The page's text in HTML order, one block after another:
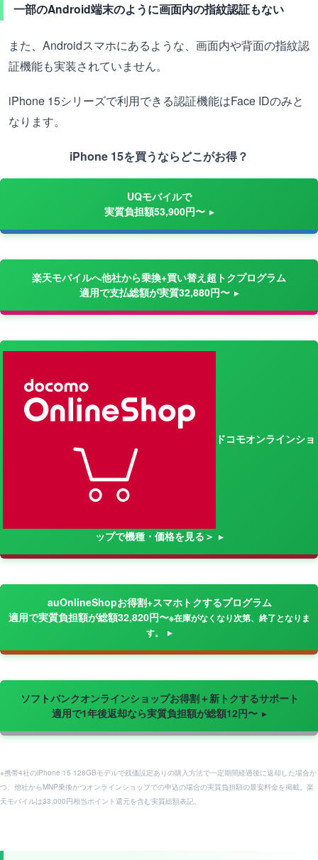
一部のAndroid端末のように画面内の指紋認証もない
また、Androidスマホにあるような、画面内や背面の指紋認
証機能も実装されていません。
iPhone 15シリーズで利用できる認証機能はFace IDのみと
なります。
iPhone 15を買うならどこがお得？
UQモバイルで
実質負担額53,900円〜
楽天モバイルへ他社から乗換+買い替え超トクプログラム
適用で支払総額が実質32,880円〜
ドコモオンラインショ
ップで機種・価格を見る＞
auOnlineShopお得割+スマホトクするプログラム
適用で実質負担額が総額32,820円〜※在庫がなくなり次第、終了となりま
す。
ソフトバンクオンラインショップお得割＋新トクするサポート
適用で1年後返却なら実質負担額が総額12円〜
※携帯4社のiPhone 15 128GBモデルで残価設定ありの購入方法で一定期間経過後に返却した場合か
つ、他社からMNP乗換かつオンラインショップでの申込の場合の実質負担額の最安料金を掲載。楽
天モバイルは33,000円相当ポイント還元を含む実質総額表記。